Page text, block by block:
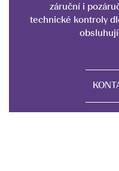
záruční i
technické kontroly